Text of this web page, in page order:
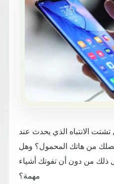
الانتباه الذي يحدث عند
تصلك من هاتك المحمول؟ وهل
ذلك من دون أن تفوتك أشياء
مهمة؟